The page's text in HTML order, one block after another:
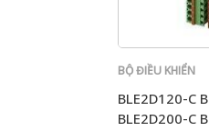
BỘ ĐIỀU KHIỂN
BLE2D120-C
BLE2D200-C